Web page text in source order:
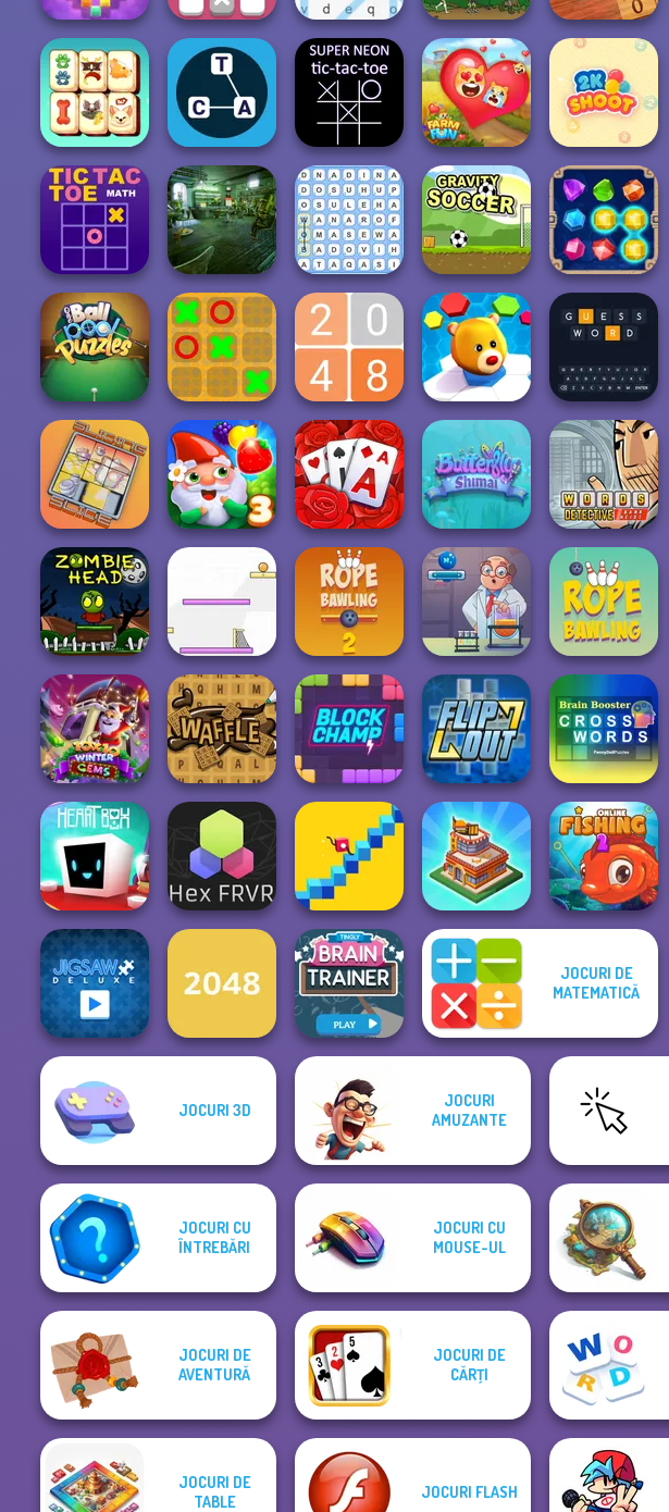
Onet Gallery 3D Path Painter Word Search Age of War TicTacToe
Pupper Mahjong Word Game
Super Neon
TicTacToe
Farm Fun 2K Shoot
Tic Tac Toe Math
Robot Bar: Spot
the Difference...
Word Finder Gravity Soccer Temple Jewels
One Ball Pool
Puzzle
XOX Tic Tac Toe 2048 Legend Hex Takeover Guess Word
Sliding Slide
Solitaire TriPeaks
Garden
Butterfly Shimai
Words Detective
Bank Heist
Zombie Head Spin Soccer 3 Rope Bawling 2
Chemistry Set
Balance
Rope Bawling
10x10 Winter
Gems
Waffle Words Block Champ Flip Out
Penny Dell Brain
Booster Cross...
Heart Box Draw Leg
Shopping Mall
Tycoon
Jigsaw Deluxe Brain Trainer
JOCURI DE
MATEMATICĂ
JOCURI 3D
JOCURI
AMUZANTE
JOCURI CU
ÎNTREBĂRI
JOCURI CU
MOUSE-UL
JOCURI DE
AVENTURĂ
JOCURI DE
CĂRŢI
JOCURI DE
TABLE
JOCURI FLASH